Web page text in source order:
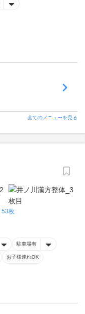
全てのメニューを見る
53枚
駐車場有
お子様連れOK